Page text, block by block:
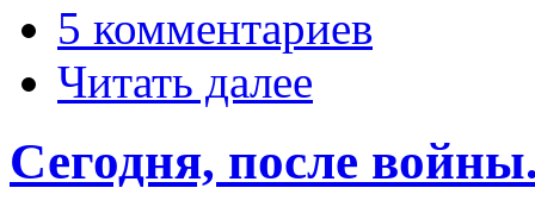
5 комментариев
Читать далее
Сегодня, после